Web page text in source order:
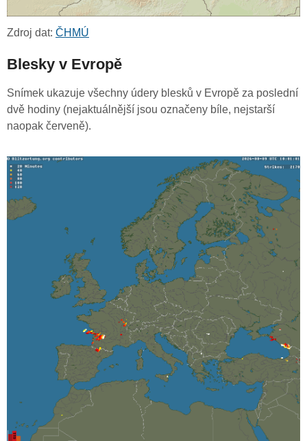
Zdroj dat: ČHMÚ
Blesky v Evropě
Snímek ukazuje všechny údery blesků v Evropě za poslední
dvě hodiny (nejaktuálnější jsou označeny bíle, nejstarší
naopak červeně).